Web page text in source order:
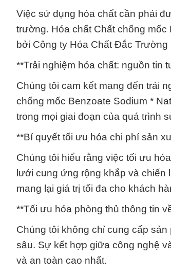
Việc sử dụng hóa chất cần phải
trường. Hóa chất Chất chống
bởi Công ty Hóa Chất Đắc
**Trải nghiệm hóa chất: nguồn tin
Chúng tôi cam kết mang đến trải
chống mốc Benzoate Sodium *
trong mọi giai đoạn của quá trình
**Bí quyết tối ưu hóa chi phí sản
Chúng tôi hiểu rằng việc tối ưu
lưới cung ứng rộng khắp và
mang lại giá trị tối đa cho khách
**Tối ưu hóa phòng thủ thông tin
Chúng tôi không chỉ cung cấp
sâu. Sự kết hợp giữa công nghệ
và an toàn cao nhất.